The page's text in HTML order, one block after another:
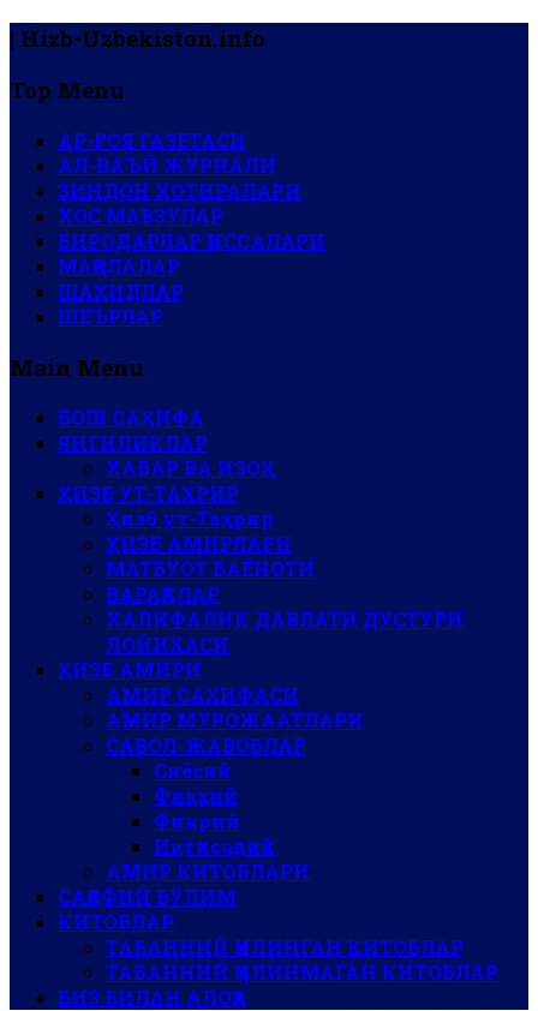
| Hizb-Uzbekiston.info
Top Menu
АР-РОЯ ГАЗЕТАСИ
АЛ-ВАЪЙ ЖУРНАЛИ
ЗИНДОН ХОТИРАЛАРИ
ХОС МАВЗУЛАР
БИРОДАРЛАР ҚИССАЛАРИ
МАҚОЛАЛАР
ШАҲИДЛАР
ШЕЪРЛАР
Main Menu
БОШ САҲИФА
ЯНГИЛИКЛАР
ХАБАР ВА ИЗОҲ
ҲИЗБ УТ-ТАҲРИР
Ҳизб ут-Таҳрир
ҲИЗБ АМИРЛАРИ
МАТБУОТ БАЁНОТИ
ВАРАҚАЛАР
ХАЛИФАЛИК ДАВЛАТИ ДУСТУРИ
ЛОЙИҲАСИ
ҲИЗБ АМИРИ
АМИР САҲИФАСИ
АМИР МУРОЖААТЛАРИ
САВОЛ-ЖАВОБЛАР
Сиёсий
Фиқҳий
Фикрий
Иқтисодий
АМИР КИТОБЛАРИ
САҚОФИЙ БЎЛИМ
КИТОБЛАР
ТАБАННИЙ ҚИЛИНГАН КИТОБЛАР
ТАБАННИЙ ҚИЛИНМАГАН КИТОБЛАР
БИЗ БИЛАН АЛОҚА